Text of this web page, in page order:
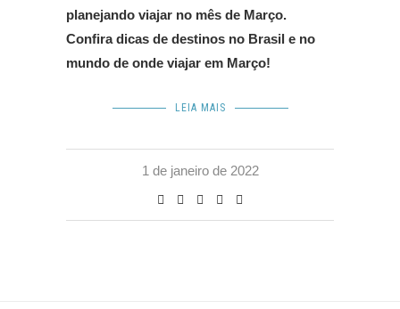
planejando viajar no mês de Março.
Confira dicas de destinos no Brasil e no
mundo de onde viajar em Março!
LEIA MAIS
1 de janeiro de 2022